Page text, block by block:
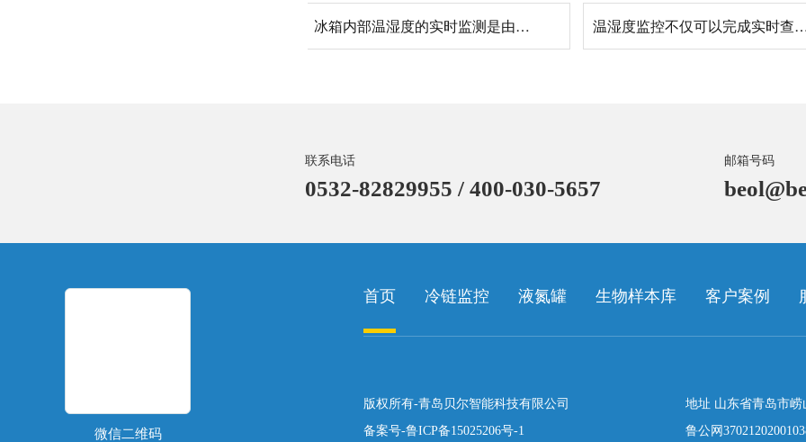
冰箱内部温湿度的实时监测是由温湿度采集器记录的吗?仓库内的温湿度呢?26.7.1 温湿度监控不仅可以完成实时查看数
联系电话
0532-82829955 / 400-030-5657
邮箱号码
微信二维码
首页 冷链监控 液氮罐 生物样本库 客户案例
版权所有-青岛贝尔智能科技有限公司
地址 山东省青岛市
备案号-鲁ICP备15025206号-1 鲁公网